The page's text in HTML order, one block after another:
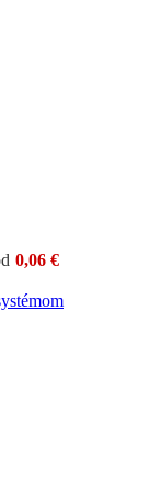
0,06 €